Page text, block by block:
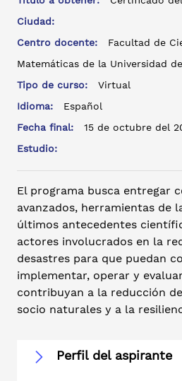
Ciudad:
Centro docente:
Facultad de
Matemáticas de la Universidad
Tipo de curso:
Virtual
Idioma:
Español
Fecha final:
15 de octubre del
Estudio:
El programa busca entregar
avanzados, herramientas de
últimos antecedentes
actores involucrados en la
desastres para que puedan
implementar, operar y
contribuyan a la reducción
socio naturales y a la
Perfil del aspirante